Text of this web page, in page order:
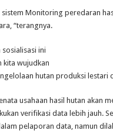
Monitoring peredaran
“terangnya.
ini
kita wujudkan
hutan produksi lestari
usahaan hasil hutan akan
verifikasi data lebih jauh.
pelaporan data, namun